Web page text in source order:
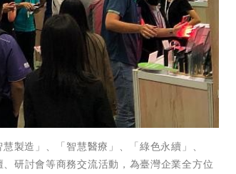
製造」、「智慧醫療」、「綠色永續」、
研討會等商務交流活動，為臺灣企業全方位